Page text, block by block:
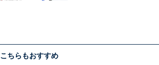
こちらもおすすめ